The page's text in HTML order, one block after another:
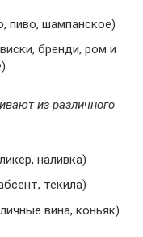
пиво, шампанское)
бренди, ром и
из различного
наливка)
текила)
вина, коньяк)